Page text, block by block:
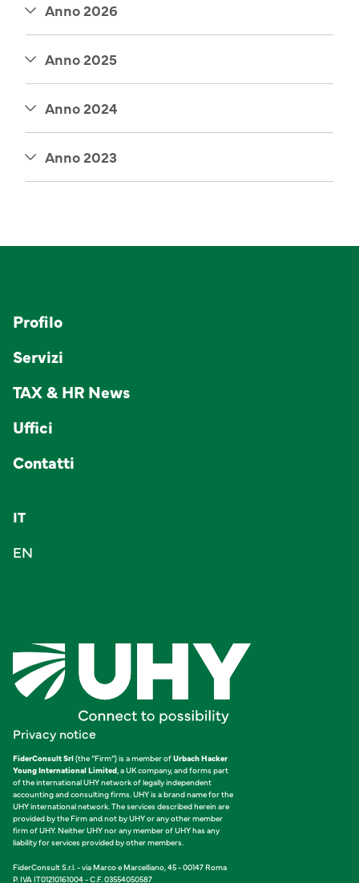
Anno 2026
Anno 2025
Anno 2024
Anno 2023
Profilo
Servizi
TAX & HR News
Uffici
Contatti
IT
EN
Privacy notice
FiderConsult Srl(the “Firm”) is a member ofUrbach Hacker
Young International Limited , a UK company, and forms part
of the international UHY network of legally independent
accounting and consulting firms. UHY is a brand name for the
UHY international network. The services described herein are
provided by the Firm and not by UHY or any other member
firm of UHY. Neither UHY nor any member of UHY has any
liability for services provided by other members.
FiderConsult S.r.l. - via Marco e Marcelliano, 45 - 00147 Roma
P. IVA IT01210161004 - C.F. 03554050587